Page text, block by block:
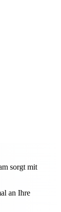
sorgt mit
an Ihre